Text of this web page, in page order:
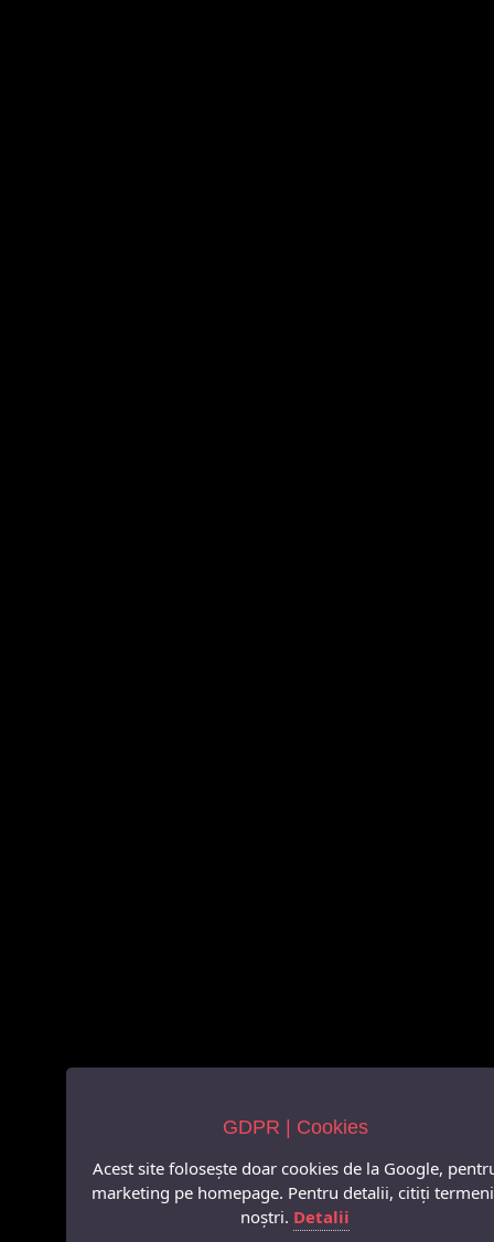
GDPR | Cookies
Acest site folosește doar cookies de la Google,
marketing pe homepage. Pentru detalii, citiți
noștri. Detalii